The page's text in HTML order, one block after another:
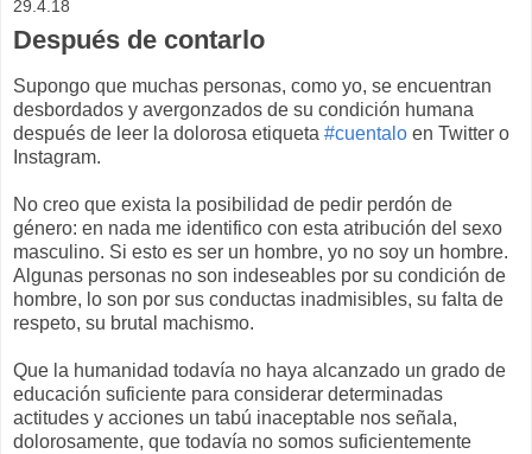
29.4.18
Después de contarlo
Supongo que muchas personas, como yo, se encuentran
desbordados y avergonzados de su condición humana
después de leer la dolorosa etiqueta #cuentalo en Twitter o
Instagram.
No creo que exista la posibilidad de pedir perdón de
género: en nada me identifico con esta atribución del sexo
masculino. Si esto es ser un hombre, yo no soy un hombre.
Algunas personas no son indeseables por su condición de
hombre, lo son por sus conductas inadmisibles, su falta de
respeto, su brutal machismo.
Que la humanidad todavía no haya alcanzado un grado de
educación suficiente para considerar determinadas
actitudes y acciones un tabú inaceptable nos señala,
dolorosamente, que todavía no somos suficientemente